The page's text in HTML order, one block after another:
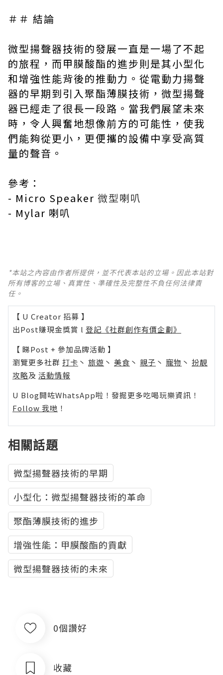
＃＃ 結論
微型揚聲器技術的發展一直是一場了不起
的旅程，而甲膜酸酯的進步則是其小型化
和增強性能背後的推動力。從電動力揚聲
器的早期到引入聚酯薄膜技術，微型揚聲
器已經走了很長一段路。當我們展望未來
時，令人興奮地想像前方的可能性，使我
們能夠從更小，更便攜的設備中享受高質
量的聲音。
參考：
- Micro Speaker 微型喇叭
- Mylar 喇叭
*本站之內容由作者所提供，並不代表本站的立場。因此本站對
所有博客的立場、真實性、準確性及完整性不負任何法律責
任。
【 U Creator 招募 】
出Post賺現金獎賞 l 登記《社群創作有價企劃》
【 睇Post + 參加品牌活動 】
瀏覽更多社群 打卡 丶 旅遊 丶 美食 丶 親子 丶 寵物 丶 扮靚
攻略及 活動情報
U Blog開咗WhatsApp啦！發掘更多吃喝玩樂資訊！
Follow 我哋 ！
相關話題
微型揚聲器技術的早期
小型化：微型揚聲器技術的革命
聚酯薄膜技術的進步
增強性能：甲膜酸酯的貢獻
微型揚聲器技術的未來
0個讚好
收藏